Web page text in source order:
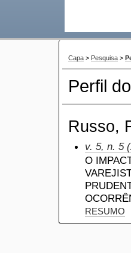
Capa > Pesquisa >
Perfil
Russo,
v. 5, n. 5
O
RESUMO